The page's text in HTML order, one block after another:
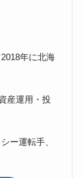
年に北海
産運用・投
ー運転手、